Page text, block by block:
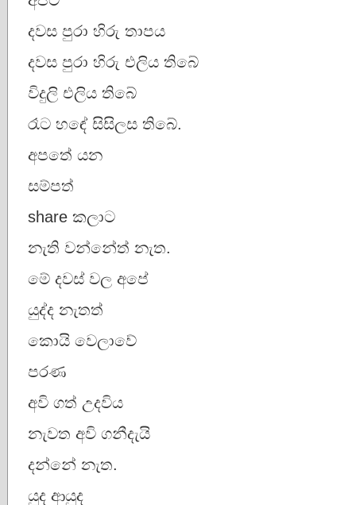
දවස පුරා හිරු තාපය
දවස පුරා හිරු එලිය තිබේ
විදුලි එලිය තිබේ
රෑට හඳේ සිසිලස තිබේ.
අපතේ යන
සම්පත්
share කලාට
නැති වන්නේත් නැත.
මේ දවස් වල අපේ
යුද්ද නැතත්
කොයි වෙලාවේ
පරණ
අවි ගත් උදවිය
නැවත අවි ගනීදැයි
දන්නේ නැත.
යුද ආයුද